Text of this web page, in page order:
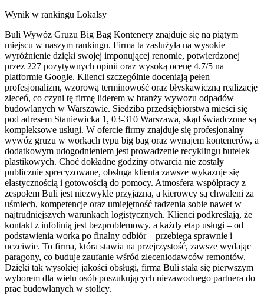
Wynik w rankingu Lokalsy
Buli Wywóz Gruzu Big Bag Kontenery znajduje się na piątym
miejscu w naszym rankingu. Firma ta zasłużyła na wysokie
wyróżnienie dzięki swojej imponującej renomie, potwierdzonej
przez 227 pozytywnych opinii oraz wysoką ocenę 4.7/5 na
platformie Google. Klienci szczególnie doceniają pełen
profesjonalizm, wzorową terminowość oraz błyskawiczną realizację
zleceń, co czyni tę firmę liderem w branży wywozu odpadów
budowlanych w Warszawie. Siedziba przedsiębiorstwa mieści się
pod adresem Staniewicka 1, 03-310 Warszawa, skąd świadczone są
kompleksowe usługi. W ofercie firmy znajduje się profesjonalny
wywóz gruzu w workach typu big bag oraz wynajem kontenerów, a
dodatkowym udogodnieniem jest prowadzenie recyklingu butelek
plastikowych. Choć dokładne godziny otwarcia nie zostały
publicznie sprecyzowane, obsługa klienta zawsze wykazuje się
elastycznością i gotowością do pomocy. Atmosfera współpracy z
zespołem Buli jest niezwykle przyjazna, a kierowcy są chwaleni za
uśmiech, kompetencje oraz umiejętność radzenia sobie nawet w
najtrudniejszych warunkach logistycznych. Klienci podkreślają, że
kontakt z infolinią jest bezproblemowy, a każdy etap usługi – od
podstawienia worka po finalny odbiór – przebiega sprawnie i
uczciwie. To firma, która stawia na przejrzystość, zawsze wydając
paragony, co buduje zaufanie wśród zleceniodawców remontów.
Dzięki tak wysokiej jakości obsługi, firma Buli stała się pierwszym
wyborem dla wielu osób poszukujących niezawodnego partnera do
prac budowlanych w stolicy.